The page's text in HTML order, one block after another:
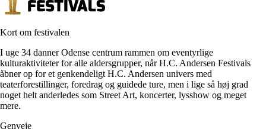
Kort om festivalen
I uge 34 danner Odense centrum rammen om eventyrlige
kulturaktiviteter for alle aldersgrupper, når H.C. Andersen Festivals
åbner op for et genkendeligt H.C. Andersen univers med
teaterforestillinger, foredrag og guidede ture, men i lige så høj grad
noget helt anderledes som Street Art, koncerter, lysshow og meget
mere.
Genveje